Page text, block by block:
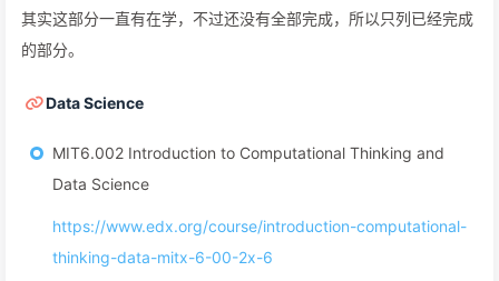
其实这部分一直有在学，不过还没有全部完成，所以只列已经完成
的部分。
Data Science
MIT6.002 Introduction to Computational Thinking and
Data Science
https://www.edx.org/course/introduction-computational-
thinking-data-mitx-6-00-2x-6